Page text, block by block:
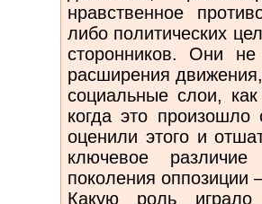
нравственное
либо политических
сторонников. Они
расширения
социальные слои,
когда это
оценили этого и
ключевое
поколения
Какую роль играло